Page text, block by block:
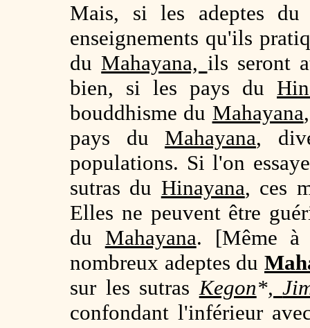
Mais, si les adeptes
enseignements qu'ils
du Mahayana, ils seront
bien, si les pays du
bouddhisme du Mahayana
pays du Mahayana,
populations. Si l'on
sutras du Hinayana, ces
Elles ne peuvent être
du Mahayana. [Même
nombreux adeptes du
sur les sutrasKegon*,
confondant l'inférieur